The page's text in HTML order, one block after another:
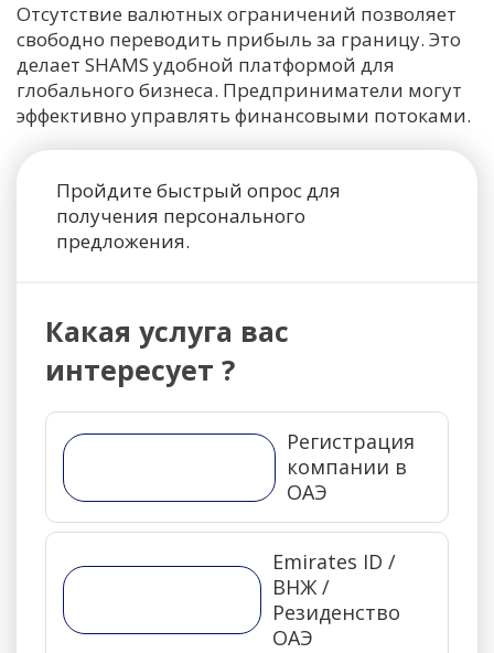
Отсутствие валютных ограничений позволяет
свободно переводить прибыль за границу. Это
делает SHAMS удобной платформой для
глобального бизнеса. Предприниматели могут
эффективно управлять финансовыми потоками.
Пройдите быстрый опрос для
получения персонального
предложения.
Какая услуга вас
интересует ?
Регистрация
компании в
ОАЭ
Emirates ID /
ВНЖ /
Резиденство
ОАЭ